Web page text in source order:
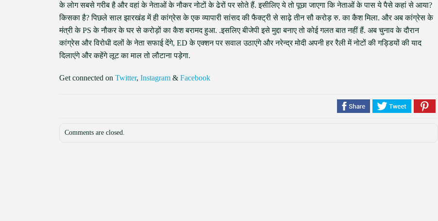
के लोग सबसे गरीब है और वहां के नेताओं के नौकर नोटों के ढेरों पर सोते हैं. इसीलिए ये तो पूछा जाएगा कि नेताओं के पास ये पैसे कहां से आया?
किसका है? पिछले साल झारखंड में ही कांग्रेस के एक व्यापारी सांसद की फैक्ट्री से साढ़े तीन सौ करोड़ रु. का कैश मिला. और अब कांग्रेस के
मंत्री के PS के नौकर के घर से करोड़ों का कैश बरामद हुआ. .इसलिए बीजेपी इसे मुद्दा बनाए तो कोई गलत बात नहीं हैं. अब चुनाव के दौरान
कांग्रेस और विरोधी दलों के नेता सफाई देंगे, ED के एक्शन पर सवाल उठाएंगे और नरेन्द्र मोदी अपनी हर रैली में नोटों की गड्डियों की याद
दिलाएंगे और कहेंगे लूट का माल तो लौटाना पड़ेगा.
Get connected on Twitter, Instagram & Facebook
Comments are closed.